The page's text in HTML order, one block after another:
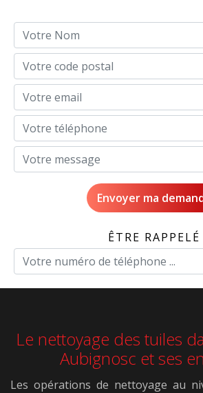
ÊTRE RAPPELÉ
Le nettoyage des tuiles
Aubignosc et ses
Les opérations de nettoyage au